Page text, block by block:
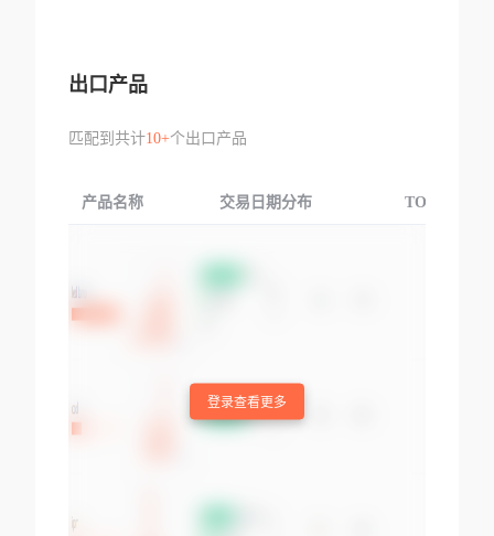
出口产品
匹配到共计10+个出口产品
产品名称 交易日期分布 TOP3交易国
登录查看更多